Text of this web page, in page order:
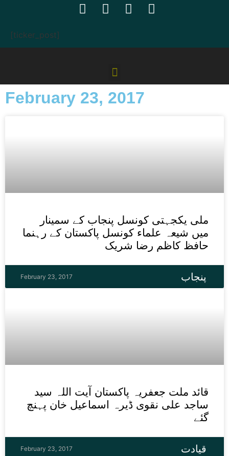
[ticker_post]
February 23, 2017
پنجاب
ملی یکجہتی کونسل پنجاب کے سمینار
میں شیعہ علماء کونسل پاکستان کے رہنما
حافظ کاظم رضا شریک
February 23, 2017
قیادت
قائد ملت جعفریہ پاکستان آیت اللہ سید
ساجد علی نقوی ڈیرہ اسماعیل خان پہنچ
گئے
February 23, 2017